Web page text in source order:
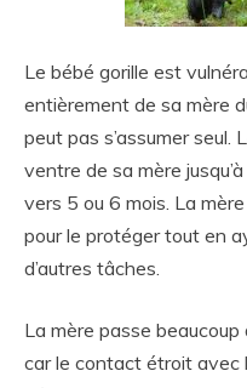
Le bébé gorille est
entièrement de sa mère
peut pas s’assumer seul.
ventre de sa mère jusqu’à
vers 5 ou 6 mois. La
pour le protéger tout en
d’autres tâches.
La mère passe beaucoup
car le contact étroit avec